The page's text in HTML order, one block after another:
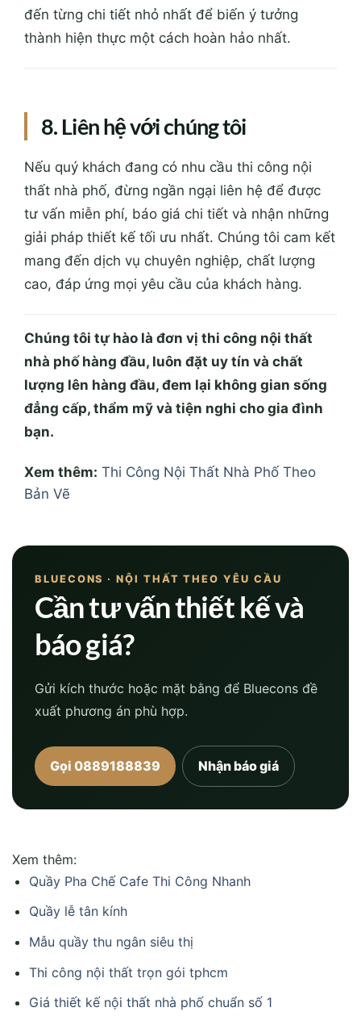
đến từng chi tiết nhỏ nhất để biến ý tưởng
thành hiện thực một cách hoàn hảo nhất.
8. Liên hệ với chúng tôi
Nếu quý khách đang có nhu cầu thi công nội
thất nhà phố, đừng ngần ngại liên hệ để được
tư vấn miễn phí, báo giá chi tiết và nhận những
giải pháp thiết kế tối ưu nhất. Chúng tôi cam kết
mang đến dịch vụ chuyên nghiệp, chất lượng
cao, đáp ứng mọi yêu cầu của khách hàng.
Chúng tôi tự hào là đơn vị thi công nội thất
nhà phố hàng đầu, luôn đặt uy tín và chất
lượng lên hàng đầu, đem lại không gian sống
đẳng cấp, thẩm mỹ và tiện nghi cho gia đình
bạn.
Xem thêm: Thi Công Nội Thất Nhà Phố Theo
Bản Vẽ
BLUECONS · NỘI THẤT THEO YÊU CẦU
Cần tư vấn thiết kế và
báo giá?
Gửi kích thước hoặc mặt bằng để Bluecons đề
xuất phương án phù hợp.
Gọi 0889188839 Nhận báo giá
Xem thêm:
Quầy Pha Chế Cafe Thi Công Nhanh
Quầy lễ tân kính
Mẫu quầy thu ngân siêu thị
Thi công nội thất trọn gói tphcm
Giá thiết kế nội thất nhà phố chuẩn số 1